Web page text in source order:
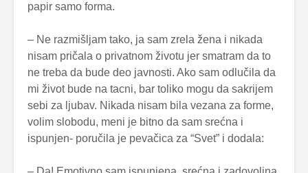
papir samo forma.
– Ne razmišljam tako, ja sam zrela žena i nikada
nisam pričala o privatnom životu jer smatram da to
ne treba da bude deo javnosti. Ako sam odlučila da
mi život bude na tacni, bar toliko mogu da sakrijem
sebi za ljubav. Nikada nisam bila vezana za forme,
volim slobodu, meni je bitno da sam srećna i
ispunjen- poručila je pevačica za “Svet” i dodala: